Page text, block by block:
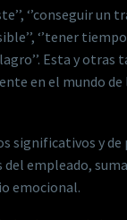
‘’conseguir un
‘’tener
Esta y otras
en el mundo de
significativos y
empleado,
emocional.